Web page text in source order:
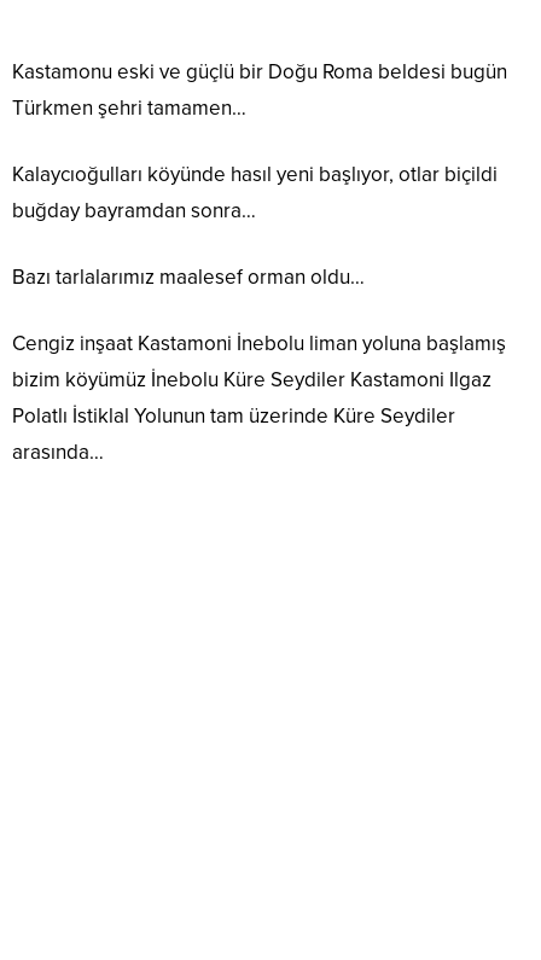
Kastamonu eski ve güçlü bir Doğu Roma beldesi bugün
Türkmen şehri tamamen…
Kalaycıoğulları köyünde hasıl yeni başlıyor, otlar biçildi
buğday bayramdan sonra…
Bazı tarlalarımız maalesef orman oldu…
Cengiz inşaat Kastamoni İnebolu liman yoluna başlamış
bizim köyümüz İnebolu Küre Seydiler Kastamoni Ilgaz
Polatlı İstiklal Yolunun tam üzerinde Küre Seydiler
arasında…